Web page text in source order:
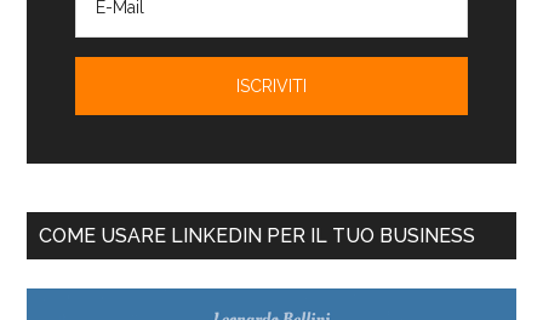
COME USARE LINKEDIN PER IL TUO BUSINESS